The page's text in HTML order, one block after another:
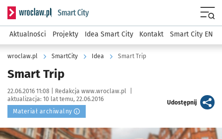
Serwis informacyjny wroclaw.pl podserwis: SmartCity
Aktualności Projekty Idea Smart City Kontakt Smart City EN
wroclaw.pl SmartCity Idea Smart Trip
Smart Trip
Data publikacji:
22.06.2016 11:08 | Autor:
Redakcja www.wroclaw.pl
aktualizacja: 10 lat temu, 22.06.2016
Materiał archiwalny
Udostępnijartykuł
Kliknij, aby powiększyć